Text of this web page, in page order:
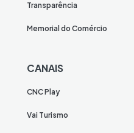
Transparência
Memorial do Comércio
CANAIS
CNC Play
Vai Turismo